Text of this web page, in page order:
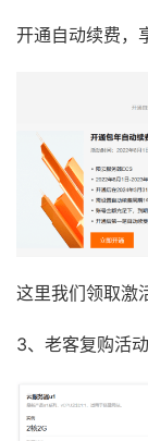
开通自动续费，
这里我们领取激
3、老客复购活动